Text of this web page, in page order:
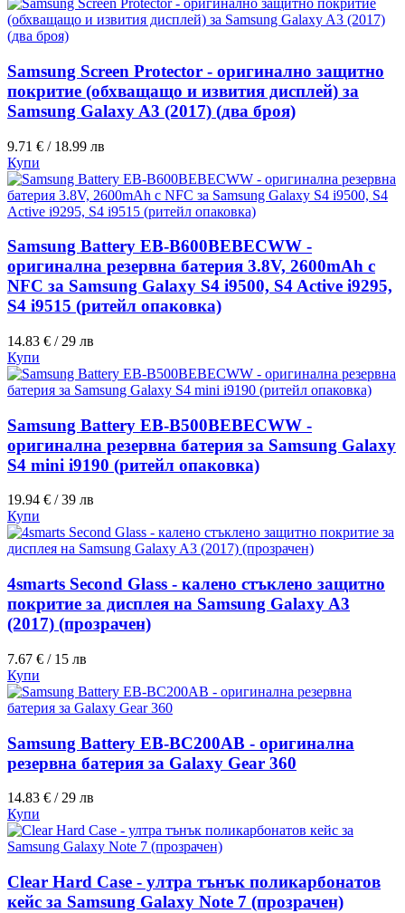
Samsung Screen Protector - оригинално защитно
покритие (обхващащо и извития дисплей) за
Samsung Galaxy A3 (2017) (два броя)
9.71 € / 18.99 лв
Купи
Samsung Battery EB-B600BEBECWW -
оригинална резервна батерия 3.8V, 2600mAh с
NFC за Samsung Galaxy S4 i9500, S4 Active i9295,
S4 i9515 (ритейл опаковка)
14.83 € / 29 лв
Купи
Samsung Battery EB-B500BEBECWW -
оригинална резервна батерия за Samsung Galaxy
S4 mini i9190 (ритейл опаковка)
19.94 € / 39 лв
Купи
4smarts Second Glass - калено стъклено защитно
покритие за дисплея на Samsung Galaxy A3
(2017) (прозрачен)
7.67 € / 15 лв
Купи
Samsung Battery EB-BC200AB - оригинална
резервна батерия за Galaxy Gear 360
14.83 € / 29 лв
Купи
Clear Hard Case - ултра тънък поликарбонатов
кейс за Samsung Galaxy Note 7 (прозрачен)